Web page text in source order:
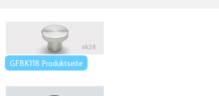
GFBK118 Produktseite